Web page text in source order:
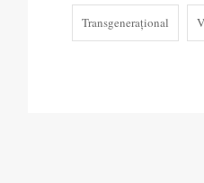
Transgenerațional